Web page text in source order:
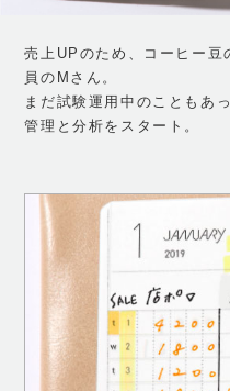
売上UPのため、コーヒー豆
員のMさん。
まだ試験運用中のこともあ
管理と分析をスタート。